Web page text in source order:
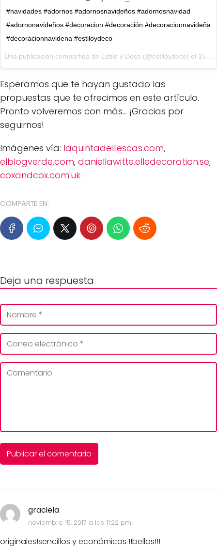
#navidades #adornos #adornosnavideños #adornosnavidad
#adornonavideños #decoracion #decoración #decoracionnavideña
#decoracionnavidena #estiloydeco
Una publicación compartida de Estilo y Deco (@estiloydeco) el 15 de Nov de 2017 a la(s) 9:59 PST
Esperamos que te hayan gustado las
propuestas que te ofrecimos en este artículo.
Pronto volveremos con más... ¡Gracias por
seguirnos!
Imágenes vía: laquintadeillescas.com,
elblogverde.com, daniellawitte.elledecoration.se,
coxandcox.com.uk
COMPARTE EN:
graciela
noviembre 15, 2017 a las 11:22 pm
originales!sencillos y económicos !!bellos!!!
Deja una respuesta